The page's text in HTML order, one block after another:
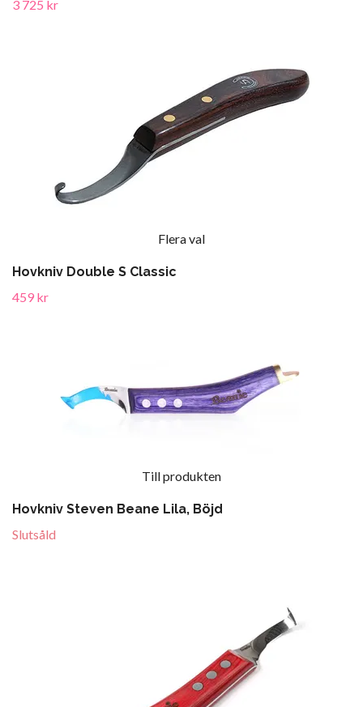
3 725 kr
Flera val
Hovkniv Double S Classic
459 kr
Till produkten
Hovkniv Steven Beane Lila, Böjd
Slutsåld